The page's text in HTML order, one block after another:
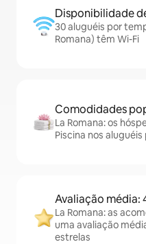
Disponibilidade
30 aluguéis por
Romana) têm Wi-Fi
Comodidades
La Romana: os
Piscina nos
Avaliação média:
La Romana: as
uma avaliação
estrelas